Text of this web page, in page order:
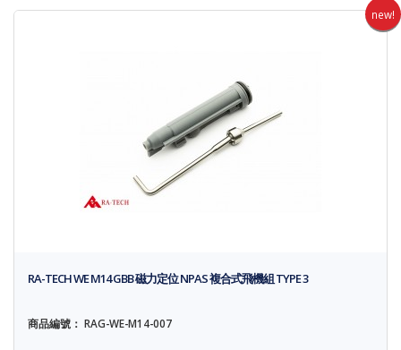
new!
RA-TECH WE M14 GBB 磁力定位 NPAS 複合式飛機組 TYPE 3
商品編號： RAG-WE-M14-007